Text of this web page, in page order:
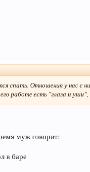
спать. Отношения у нас с
работе есть "глаза и
муж говорит:
в баре